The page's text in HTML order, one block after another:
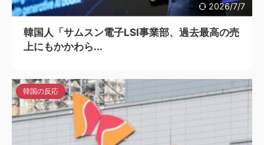
2026/7/7
韓国人「サムスン電子LSI事業部、過去最高の売
上にもかかわら...
韓国の反応